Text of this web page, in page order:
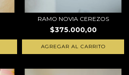
RAMO NOVIA CEREZOS
$375.000,00